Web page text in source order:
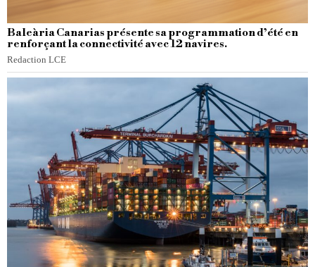
Baleària Canarias présente sa programmation d’été en
renforçant la connectivité avec 12 navires.
Redaction LCE